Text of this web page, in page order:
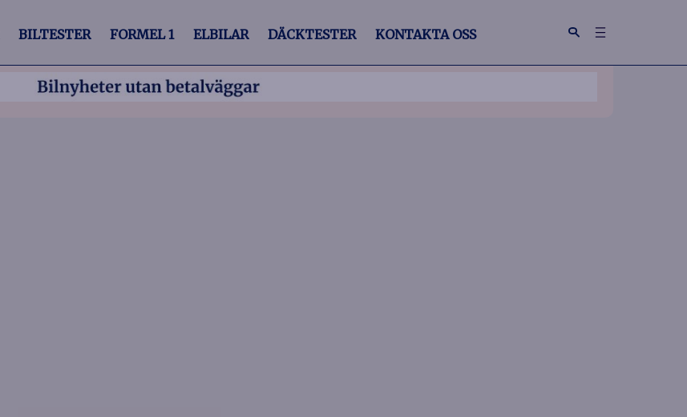
BILTESTER FORMEL 1 ELBILAR DÄCKTESTER KONTAKTA OSS